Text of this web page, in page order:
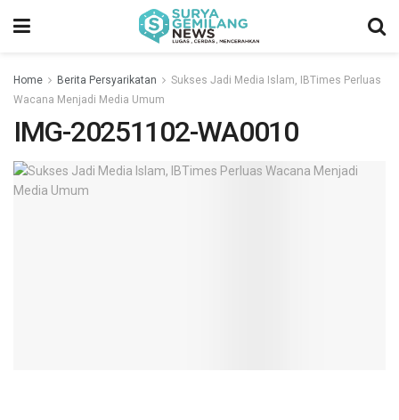
Home Berita Persyarikatan
Sukses Jadi Media Islam, IBTimes Perluas
Wacana Menjadi Media Umum
IMG-20251102-WA0010